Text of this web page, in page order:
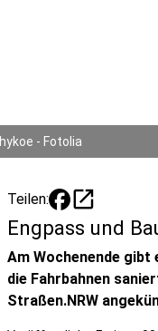
hykoe - Fotolia
Teilen: open_in_new
Engpass und
Am Wochenende gibt
die Fahrbahnen
Straßen.NRW